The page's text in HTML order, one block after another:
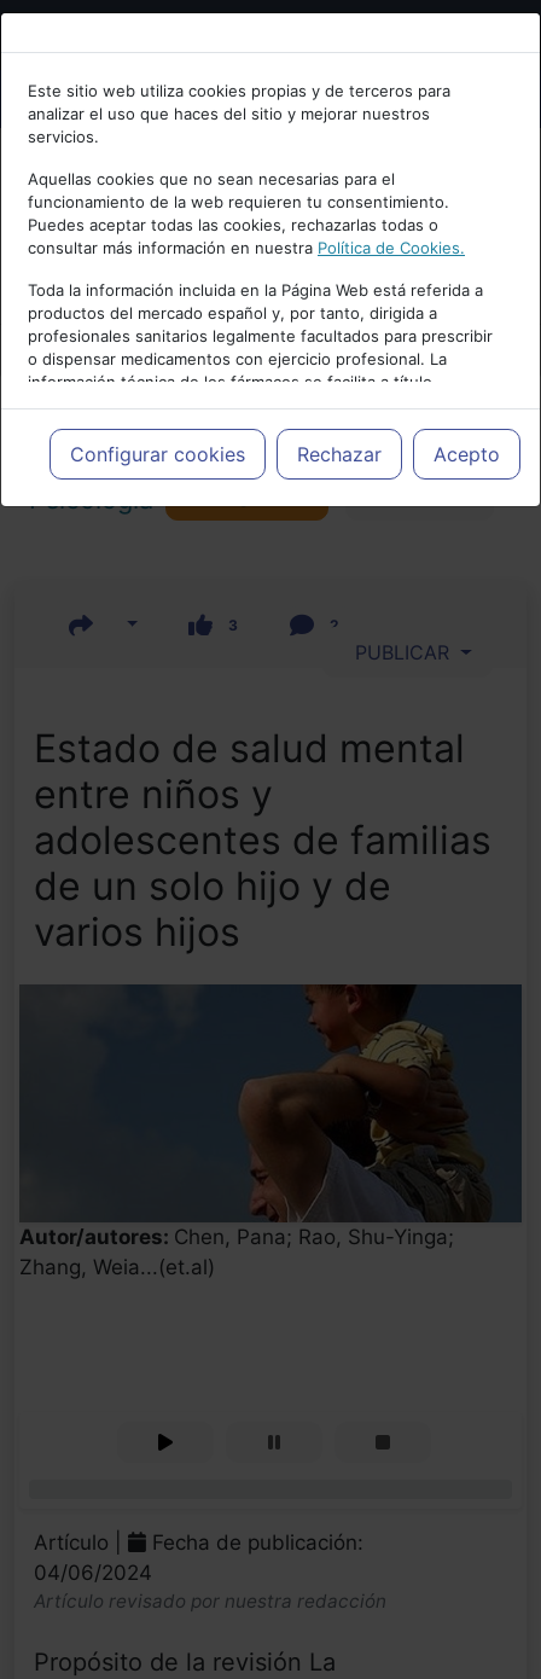
Bienvenid@ a psiquiatria.com
Escribe tu Email
Accede o regístrate con tu email.
Cancelar
Este sitio web utiliza cookies propias y de terceros para
analizar el uso que haces del sitio y mejorar nuestros
servicios.
Aquellas cookies que no sean necesarias para el
funcionamiento de la web requieren tu consentimiento.
Puedes aceptar todas las cookies, rechazarlas todas o
consultar más información en nuestra Política de Cookies.
Toda la información incluida en la Página Web está referida a
productos del mercado español y, por tanto, dirigida a
profesionales sanitarios legalmente facultados para prescribir
o dispensar medicamentos con ejercicio profesional. La
información técnica de los fármacos se facilita a título
meramente informativo, siendo responsabilidad de los
profesionales facultados prescribir medicamentos y decidir, en
cada caso concreto, el tratamiento más adecuado a las
necesidades del paciente.
Configurar cookies Rechazar Acepto
Actualidad y Artículos|Salud Mental/
Psicología
3 2
PUBLICAR
Estado de salud mental
entre niños y
adolescentes de familias
de un solo hijo y de
varios hijos
Autor/autores: Chen, Pana; Rao, Shu-Yinga;
Zhang, Weia...(et.al)
Artículo |
Fecha de publicación:
04/06/2024
Artículo revisado por nuestra redacción
Propósito de la revisión La